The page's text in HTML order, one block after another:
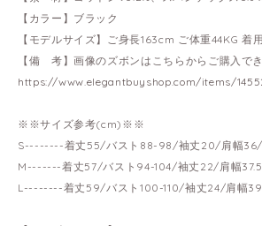
【カラー】ブラック
【モデルサイズ】ご身長163cm ご体重44KG 着
【備 考】画像のズボンはこちらからご購入でき
https://www.elegantbuyshop.com/items/
※※サイズ参考(cm)※※
S--------着丈55/バスト88-98/袖丈20/肩幅
M-------着丈57/バスト94-104/袖丈22/肩幅
L--------着丈59/バスト100-110/袖丈24/肩幅